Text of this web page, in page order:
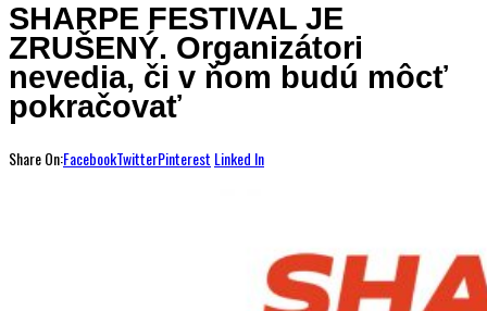
SHARPE FESTIVAL JE
ZRUŠENÝ. Organizátori
nevedia, či v ňom budú môcť
pokračovať
Share On:FacebookTwitterPinterest Linked In